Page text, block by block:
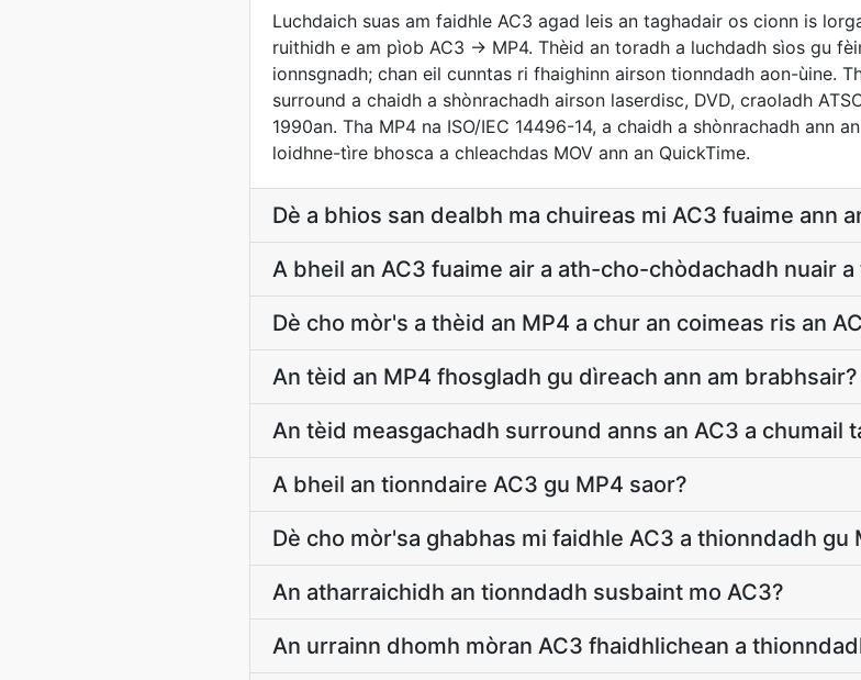
Luchdaich suas am faidhle AC3 agad leis an taghadair os cionn is
ruithidh e am pìob AC3 → MP4. Thèid an toradh a luchdadh sìos gu
ionnsgnadh; chan eil cunntas ri fhaighinn airson tionndadh aon-ùine.
surround a chaidh a shònrachadh airson laserdisc, DVD, craoladh
1990an. Tha MP4 na ISO/IEC 14496-14, a chaidh a shònrachadh ann
loidhne-tìre bhosca a chleachdas MOV ann an QuickTime.
Dè a bhios san dealbh ma chuireas mi AC3 fuaime ann
A bheil an AC3 fuaime air a ath-cho-chòdachadh nuair
Dè cho mòr's a thèid an MP4 a chur an coimeas ris an
An tèid an MP4 fhosgladh gu dìreach ann am brabhsair?
An tèid measgachadh surround anns an AC3 a chumail
A bheil an tionndaire AC3 gu MP4 saor?
Dè cho mòr'sa ghabhas mi faidhle AC3 a thionndadh gu
An atharraichidh an tionndadh susbaint mo AC3?
An urrainn dhomh mòran AC3 fhaidhlichean a